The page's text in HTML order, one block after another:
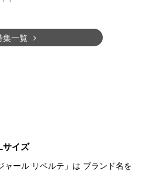
集一覧
サイズ
ャール リベルテ」は ブランド名を